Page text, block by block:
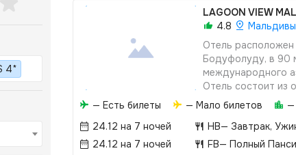
4*
LAGOON VIEW
4.8
Мальдивы
Отель расположен
Бодуфолуду, в 90
международного
Отель состоит из
номера имеют вид
— Есть билеты — Мало билетов —
24.12 на 7 ночей
HB— Завтрак,
24.12 на 7 ночей
FB— Полный